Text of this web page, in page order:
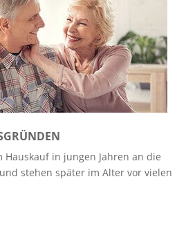
in jungen Jahren an die
stehen später im Alter vor vielen